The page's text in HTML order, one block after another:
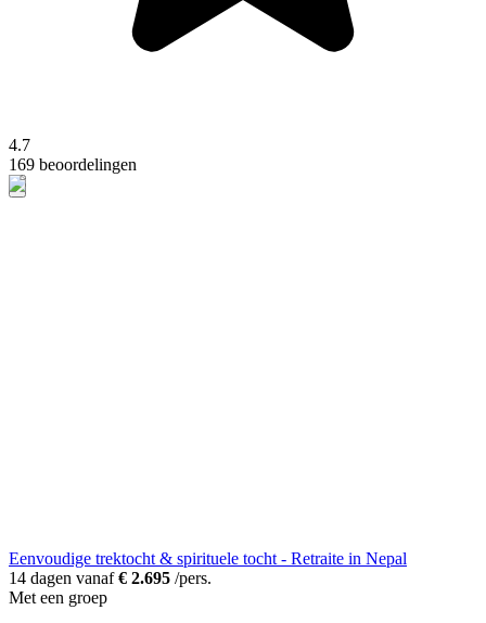
4.7
169 beoordelingen
Eenvoudige trektocht & spirituele tocht - Retraite in Nepal
14 dagen vanaf€ 2.695 /pers.
Met een groep